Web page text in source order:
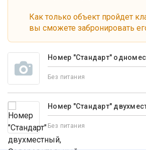
Как только объект пройдет
вы сможете забронировать
Номер "Стандарт"
Без питания
Номер "Стандарт"
Без питания